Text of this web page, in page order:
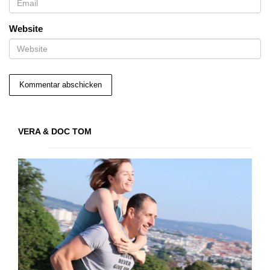
Website
VERA & DOC TOM